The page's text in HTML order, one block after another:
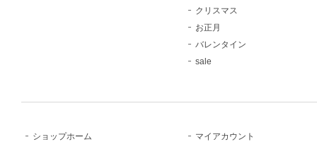
クリスマス
お正月
バレンタイン
sale
ショップホーム
マイアカウント